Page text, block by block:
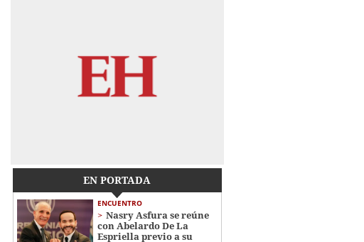
EN PORTADA
ENCUENTRO
Nasry Asfura se reúne
con Abelardo De La
Espriella previo a su